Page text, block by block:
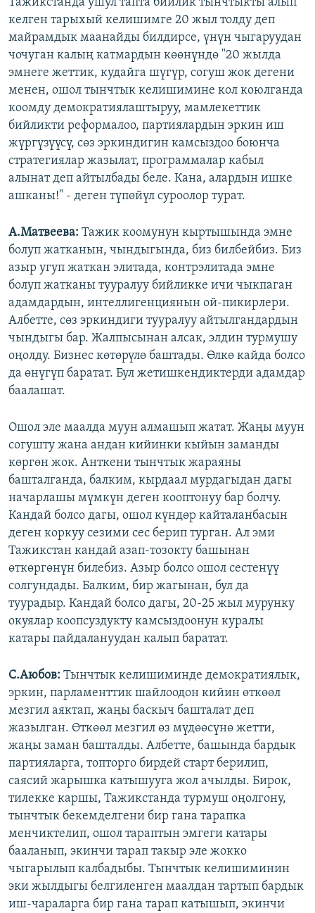
Тажикстанда ушул тапта бийлик тынчтыкты алып
келген тарыхый келишимге 20 жыл толду деп
майрамдык маанайды билдирсе, үнүн чыгаруудан
чочуган калың катмардын көөнүндө "20 жылда
эмнеге жеттик, кудайга шүгүр, согуш жок дегени
менен, ошол тынчтык келишимине кол коюлганда
коомду демократиялаштыруу, мамлекеттик
бийликти реформалоо, партиялардын эркин иш
жүргүзүүсү, сөз эркиндигин камсыздоо боюнча
стратегиялар жазылат, программалар кабыл
алынат деп айтылбады беле. Кана, алардын ишке
ашканы!" - деген түпөйүл суроолор турат.​
А.Матвеева: Тажик коомунун кыртышында эмне
болуп жатканын, чындыгында, биз билбейбиз. Биз
азыр угуп жаткан элитада, контрэлитада эмне
болуп жатканы тууралуу бийликке ичи чыкпаган
адамдардын, интеллигенциянын ой-пикирлери.
Албетте, сөз эркиндиги тууралуу айтылгандардын
чындыгы бар. Жалпысынан алсак, элдин турмушу
оңолду. Бизнес көтөрүлө баштады. Өлкө кайда болсо
да өнүгүп баратат. Бул жетишкендиктерди адамдар
баалашат.
Ошол эле маалда муун алмашып жатат. Жаңы муун
согушту жана андан кийинки кыйын заманды
көргөн жок. Анткени тынчтык жараяны
башталганда, балким, кырдаал мурдагыдан дагы
начарлашы мүмкүн деген кооптонуу бар болчу.
Кандай болсо дагы, ошол күндөр кайталанбасын
деген коркуу сезими сес берип турган. Ал эми
Тажикстан кандай азап-тозокту башынан
өткөргөнүн билебиз. Азыр болсо ошол сестенүү
солгундады. Балким, бир жагынан, бул да
туурадыр. Кандай болсо дагы, 20-25 жыл мурунку
окуялар коопсуздукту камсыздоонун куралы
катары пайдалануудан калып баратат.
С.Аюбов: Тынчтык келишиминде демократиялык,
эркин, парламенттик шайлоодон кийин өткөөл
мезгил аяктап, жаңы баскыч башталат деп
жазылган. Өткөөл мезгил өз мүдөөсүнө жетти,
жаңы заман башталды. Албетте, башында бардык
партияларга, топторго бирдей старт берилип,
саясий жарышка катышууга жол ачылды. Бирок,
тилекке каршы, Тажикстанда турмуш оңолгону,
тынчтык бекемделгени бир гана тарапка
менчиктелип, ошол тараптын эмгеги катары
бааланып, экинчи тарап такыр эле жокко
чыгарылып калбадыбы. Тынчтык келишиминин
эки жылдыгы белгиленген маалдан тартып бардык
иш-чараларга бир гана тарап катышып, экинчи